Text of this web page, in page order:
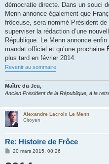
démocratie directe. Dans un souci
Menn annonce également que
frôceuse, sera nommé Président
superviser la rédaction d’une
République. Le Menn annonce
mandat officiel et qu’une
plus tard en février 2014.
Revenir au sommaire
Maître du Jeu,
Ancien Président de la République, à la
Alexandre Lacroix Le Menn
Citoyen
Re: Histoire de Frôce
M
s
20 mars 2015, 08:26